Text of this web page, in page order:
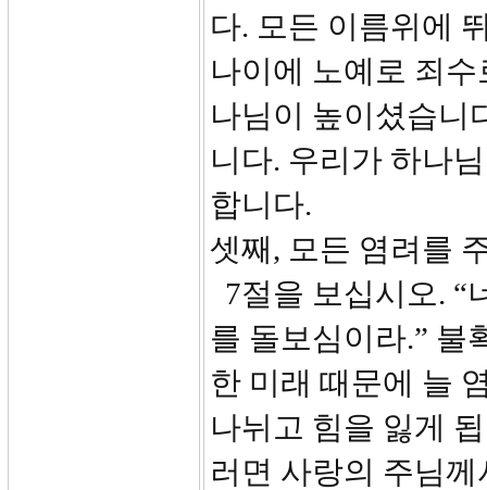
다. 모든 이름위에
나이에 노예로 죄
나님이 높이셨습니
니다. 우리가 하나
합니다.
셋째, 모든 염려를
7절을 보십시오. “
를 돌보심이라.” 불
한 미래 때문에 늘
나뉘고 힘을 잃게
러면 사랑의 주님